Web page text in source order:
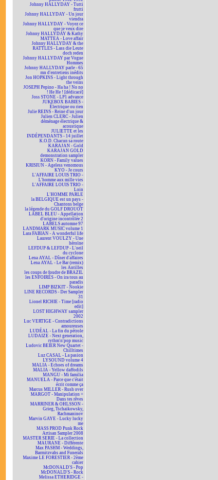
Johnny HALLYDAY - Tutti
frutti
Johnny HALLYDAY - Un jour
viendra
Johnny HALLYDAY - Voyez ce
que je veux dire
Johnny HALLYDAY & Kathy
MATTEA - Love affair
Johnny HALLYDAY & the
RATTLES - Lass die Leute
doch reden
Johnny HALLYDAY par Vogue
Hommes
Johnny HALLYDAY parle - 65
mn d'entretiens inédits
Jon HOPKINS - Light through
the veins
JOSEPH Pepino - Ha ha ! No no
! He He ! [dédicacé]
Joss STONE - LP1 advance
JUKEBOX BABIES -
Électrique ou rien
Julie REINS - Reine d'un jour
Julien CLERC - Julien
déménage électrique &
acoustique
JULIETTE et les
INDÉPENDANTS - 14 juillet
K.O.D. Chacun sa route
KARAJAN - Gold
KARAJAN GOLD
demonstration sampler
KORN - Family values
KRISIUN - Ageless venomous
KYO - Je cours
L'AFFAIRE LOUIS TRIO -
L'homme aux mille vies
L'AFFAIRE LOUIS TRIO -
Loin
L'HOMME PARLE
la BELGIQUE est un pays -
Chantons belge
la légende du GOLF DROUOT
LABEL BLEU - Appellation
d'origine incontrôlée 2
LABELS automne 97
LANDMARK MUSIC volume 1
Lara FABIAN - A wonderful life
Laurent VOULZY - Une
héroïne
LEFDUP & LEFDUP - L'oeil
du cyclone
Lena AYAL - Dîner d'affaires
Lena AYAL - Le Bar (remix)
les Antilles
les coups de foudre de BRAZIL
les ENFOIRÉS - On ira tous au
paradis
LIMP BIZKIT - Nookie
LINE RECORDS - Der Sampler
31
Lionel RICHIE - Time [radio
edit]
LOST HIGHWAY sampler
2002
Luc VERTIGE - Contradictions
amoureuses
LUDÉAL - La fin du pétrole
LUDAIZE - Next generation,
rythm'n'pop music
Ludovic BEIER New Quartet -
Chilltimes
Luz CASAL - La pasion
LYSOUND volume 4
MALIA - Echoes of dreams
MALIA - Yellow daffodils
MANGU - Mi familia
MANUELA - Parce que c'était
écrit comme ça
Marcus MILLER - Rush over
MARGOT - Manipulation +
Dans tes rêves
MARRINER & OHLSSON -
Grieg, Tschaikowsky,
Rachmaninov
Marvin GAYE - Lucky lucky
me
MASS PROD Punk Rock
Artisan Sampler 2008
MASTER SERIE - La collection
MAURANE - Différente
Max PASHM - Weddings,
Barmitzvahs and Funerals
Maxime LE FORESTIER - 2ème
cahier
McDONALD'S - Pop
McDONALD'S - Rock
Melissa ETHERIDGE -